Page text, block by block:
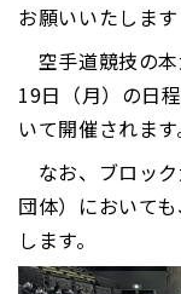
お願いいたしま
空手道競技の
19日（月）の日
いて開催されます
なお、ブロック
団体）において
します。